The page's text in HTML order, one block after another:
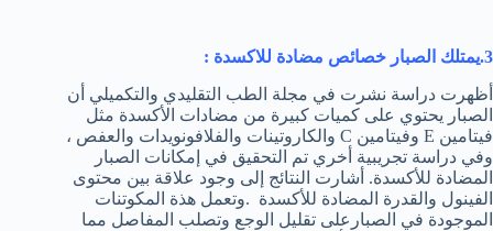
3.يمتلك الصبار خصائص مضادة للاكسدة :
أظهرت دراسة نشرت في مجلة الطب التقليدي والتكميلي أن
الصبار يحتوي على كميات كبيرة من مضادات الأكسدة مثل
فيتامين E وفيتامين C والكاروتينات والفلافونويدات والعفص ،
وفي دراسة تجريبية أخري تم التحقيق في إمكانات الصبار
المضادة للأكسدة. أشارت النتائج إلى وجود علاقة بين محتوى
الفينول والقدرة المضادة للأكسدة .وتعمل هذة المكوتنات
الموجودة في الصبارعلى تقليل الوجع وتصلب المفاصل مما